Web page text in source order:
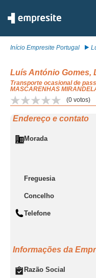
Início Empresite Portugal
Luís António Gomes,
Transporte ocasional de
MASCARENHAS
(0 votos)
Endereço e contato
Morada
Freguesia
Concelho
Telefone
Informações da
Razão Social